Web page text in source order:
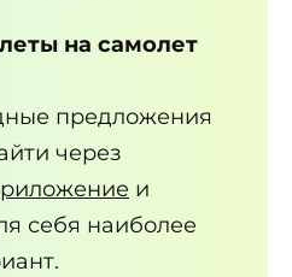
на самолет
предложения
через
и
себя наиболее